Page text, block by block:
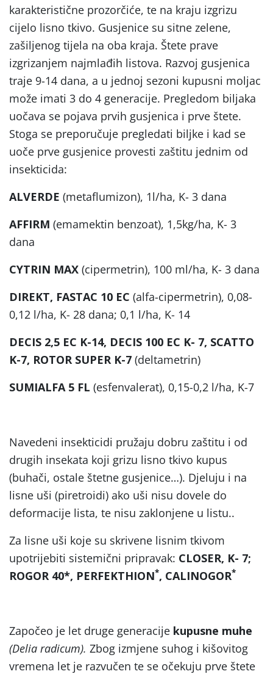
karakteristične prozorčiće, te na kraju izgrizu
cijelo lisno tkivo. Gusjenice su sitne zelene,
zašiljenog tijela na oba kraja. Štete prave
izgrizanjem najmlađih listova. Razvoj gusjenica
traje 9-14 dana, a u jednoj sezoni kupusni moljac
može imati 3 do 4 generacije. Pregledom biljaka
uočava se pojava prvih gusjenica i prve štete.
Stoga se preporučuje pregledati biljke i kad se
uoče prve gusjenice provesti zaštitu jednim od
insekticida:
ALVERDE (metaflumizon), 1l/ha, K- 3 dana
AFFIRM (emamektin benzoat), 1,5kg/ha, K- 3
dana
CYTRIN MAX (cipermetrin), 100 ml/ha, K- 3 dana
DIREKT, FASTAC 10 EC (alfa-cipermetrin), 0,08-
0,12 l/ha, K- 28 dana; 0,1 l/ha, K- 14
DECIS 2,5 EC K-14, DECIS 100 EC K- 7, SCATTO
K-7, ROTOR SUPER K-7 (deltametrin)
SUMIALFA 5 FL (esfenvalerat), 0,15-0,2 l/ha, K-7
Navedeni insekticidi pružaju dobru zaštitu i od
drugih insekata koji grizu lisno tkivo kupus
(buhači, ostale štetne gusjenice…). Djeluju i na
lisne uši (piretroidi) ako uši nisu dovele do
deformacije lista, te nisu zaklonjene u listu..
Za lisne uši koje su skrivene lisnim tkivom
upotrijebiti sistemični pripravak: CLOSER, K- 7;
ROGOR 40*, PERFEKTHION*, CALINOGOR*
Započeo je let druge generacije kupusne muhe
(Delia radicum). Zbog izmjene suhog i kišovitog
vremena let je razvučen te se očekuju prve štete